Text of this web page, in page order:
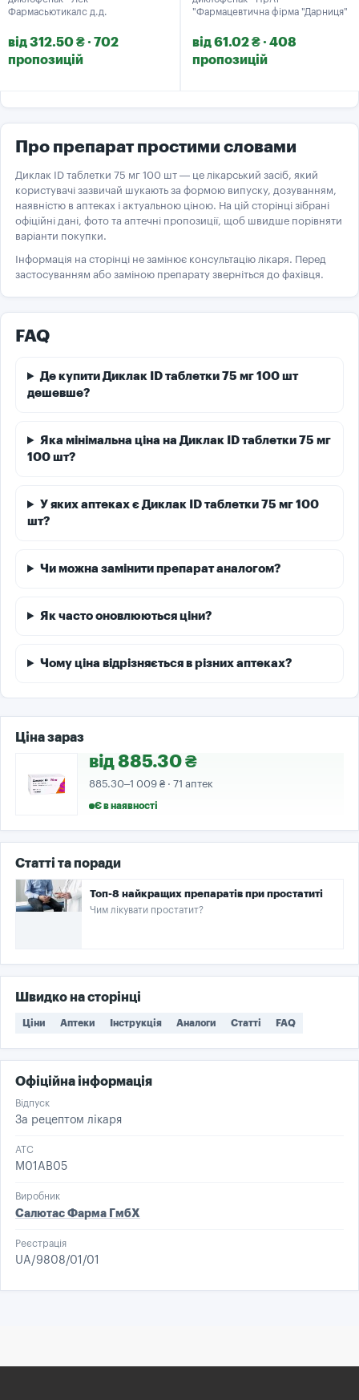
Фармасьютикалс д.д.
від 312.50 ₴ · 702
пропозицій
"Фармацевтична фірма "Дарниця"
від 61.02 ₴ · 408
пропозицій
Про препарат простими словами
Диклак ID таблетки 75 мг 100 шт — це лікарський засіб, який
користувачі зазвичай шукають за формою випуску, дозуванням,
наявністю в аптеках і актуальною ціною. На цій сторінці зібрані
офіційні дані, фото та аптечні пропозиції, щоб швидше порівняти
варіанти покупки.
Інформація на сторінці не замінює консультацію лікаря. Перед
застосуванням або заміною препарату зверніться до фахівця.
FAQ
Де купити Диклак ID таблетки 75 мг 100 шт
дешевше?
Яка мінімальна ціна на Диклак ID таблетки 75 мг
100 шт?
У яких аптеках є Диклак ID таблетки 75 мг 100
шт?
Чи можна замінити препарат аналогом?
Як часто оновлюються ціни?
Чому ціна відрізняється в різних аптеках?
Ціна зараз
від 885.30 ₴
885.30–1 009 ₴ · 71 аптек
Є в наявності
Статті та поради
Топ-8 найкращих препаратів при простатиті
Чим лікувати простатит?
Швидко на сторінці
Ціни Аптеки Інструкція Аналоги Статті FAQ
Офіційна інформація
Відпуск
За рецептом лікаря
ATC
M01AB05
Виробник
Салютас Фарма ГмбХ
Реєстрація
UA/9808/01/01